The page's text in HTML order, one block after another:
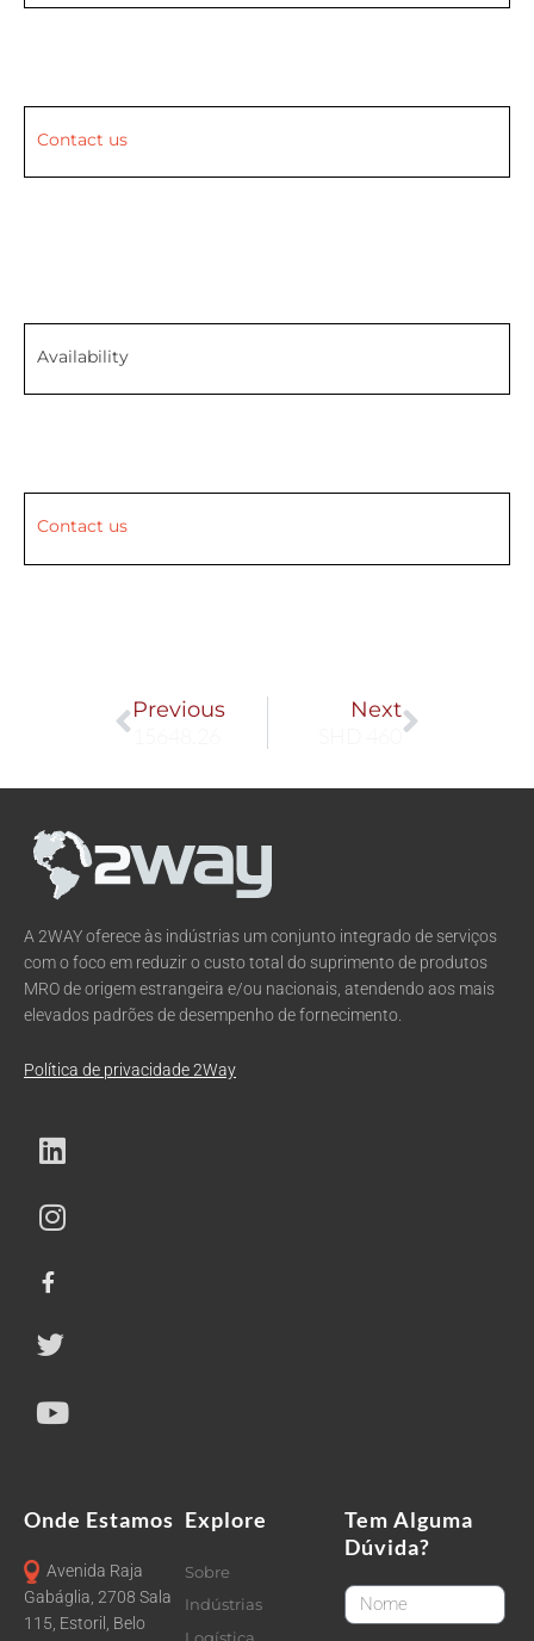
Contact us
Availability
Contact us
Prev
Previous
NextNext
A 2WAY oferece às indústrias um conjunto integrado de serviços
com o foco em reduzir o custo total do suprimento de produtos
MRO de origem estrangeira e/ou nacionais, atendendo aos mais
elevados padrões de desempenho de fornecimento.
Política de privacidade 2Way
Onde Estamos
Avenida Raja
Gabáglia, 2708 Sala
115, Estoril, Belo
Explore
Sobre
Indústrias
Tem Alguma
Dúvida?
FirstName